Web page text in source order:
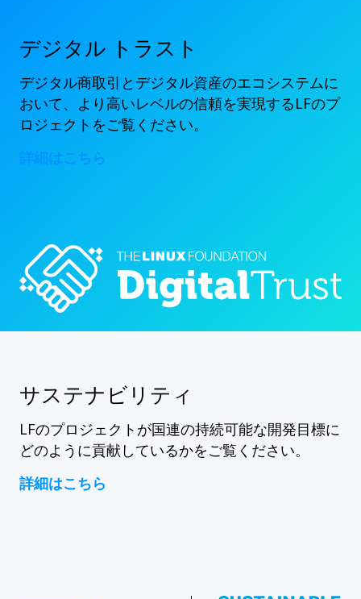
デジタル トラスト
デジタル商取引とデジタル資産のエコシステムに
おいて、より高いレベルの信頼を実現するLFのプ
ロジェクトをご覧ください。
詳細はこちら
サステナビリティ
LFのプロジェクトが国連の持続可能な開発目標に
どのように貢献しているかをご覧ください。
詳細はこちら